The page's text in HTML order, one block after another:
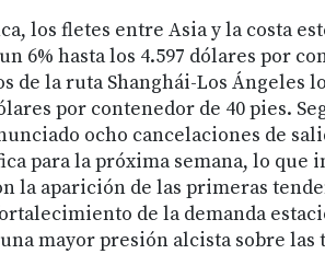
los fletes entre Asia y la costa
6% hasta los 4.597 dólares por
de la ruta Shanghái-Los Ángeles
por contenedor de 40 pies.
ocho cancelaciones de
para la próxima semana, lo que
la aparición de las primeras
de la demanda
mayor presión alcista sobre las